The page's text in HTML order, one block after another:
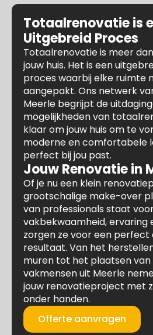
Totaalrenovatie is
Uitgebreid Proces
Totaalrenovatie is meer
jouw huis. Het is een
proces waarbij elke ruimte
aangepakt. Ons netwerk
Meerle begrijpt de
mogelijkheden van
klaar om jouw huis om te
moderne en comfortabele
perfect bij jou past.
Jouw Renovatie in
Of je nu een klein
grootschalige make-over
van professionals staat
vakbekwaamheid, ervaring
zorgen ze voor een
resultaat. Van het
muren tot het plaatsen van
vakmensen uit Meerle
jouw renovatieproject met
onder handen.
Offerte aanvragen